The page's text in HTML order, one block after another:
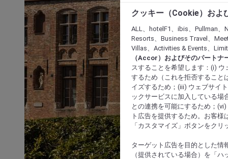
クッキー（Cookie）およ
ALL、hotelF1、ibis、Pullman
Resorts、Business Travel、
Villas、Activities & Events、
（Accor）およびそのパートナ
スすることを希望します：(i)
するため（これを拒否すること
イズするため；(iii) ウェブサイ
ックサービスに加入している場
との連携を可能にするため；
ト広告を提供するため。お客
「カスタマイズ」ボタンをク
ターゲット広告を目的とした情
（提供されている場合）を「